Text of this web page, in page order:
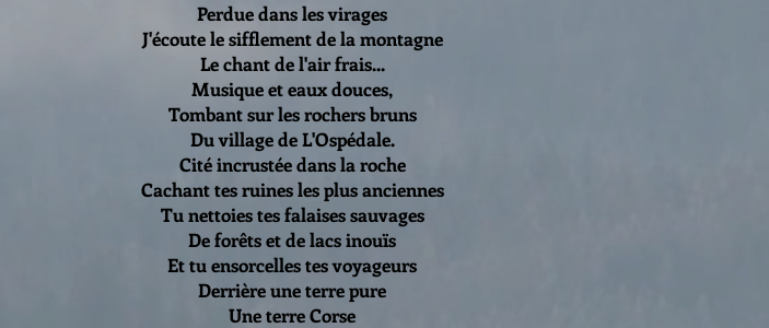
Perdue dans les virages
J'écoute le sifflement de la montagne
Le chant de l'air frais...
Musique et eaux douces,
Tombant sur les rochers bruns
Du village de L'Ospédale.
Cité incrustée dans la roche
Cachant tes ruines les plus anciennes
Tu nettoies tes falaises sauvages
De forêts et de lacs inouïs
Et tu ensorcelles tes voyageurs
Derrière une terre pure
Une terre Corse